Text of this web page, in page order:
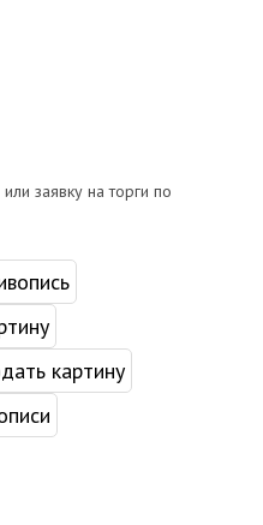
заявку на торги по
картину